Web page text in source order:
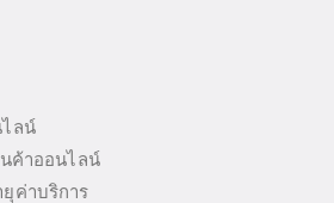
ลน์
นค้าออนไลน์
ค่าบริการ